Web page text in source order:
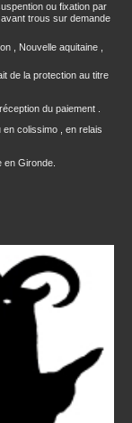
ou fixation par
trous sur demande
, Nouvelle aquitaine ,
de la protection au titre
du paiement .
colissimo , en relais
en Gironde.